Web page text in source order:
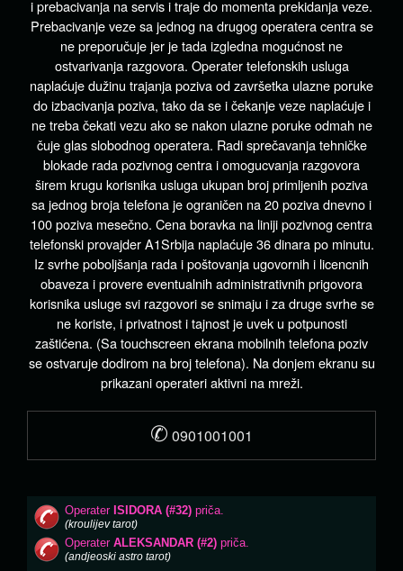
i prebacivanja na servis i traje do momenta prekidanja veze.
Prebacivanje veze sa jednog na drugog operatera centra se
ne preporučuje jer je tada izgledna mogućnost ne
ostvarivanja razgovora. Operater telefonskih usluga
naplaćuje dužinu trajanja poziva od završetka ulazne poruke
do izbacivanja poziva, tako da se i čekanje veze naplaćuje i
ne treba čekati vezu ako se nakon ulazne poruke odmah ne
čuje glas slobodnog operatera. Radi sprečavanja tehničke
blokade rada pozivnog centra i omogucvanja razgovora
širem krugu korisnika usluga ukupan broj primljenih poziva
sa jednog broja telefona je ograničen na 20 poziva dnevno i
100 poziva mesečno. Cena boravka na liniji pozivnog centra
telefonski provajder A1Srbija naplaćuje 36 dinara po minutu.
Iz svrhe poboljšanja rada i poštovanja ugovornih i licencnih
obaveza i provere eventualnih administrativnih prigovora
korisnika usluge svi razgovori se snimaju i za druge svrhe se
ne koriste, i privatnost i tajnost je uvek u potpunosti
zaštićena. (Sa touchscreen ekrana mobilnih telefona poziv
se ostvaruje dodirom na broj telefona). Na donjem ekranu su
prikazani operateri aktivni na mreži.
✆ 0901001001